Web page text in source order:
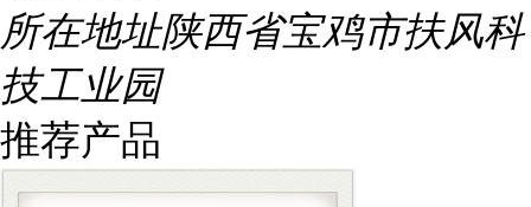
所在地址陕西省宝鸡市扶风科
技工业园
推荐产品